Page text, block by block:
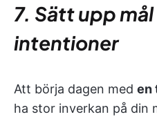
7. Sätt upp
intentioner
Att börja dagen med en
ha stor inverkan på din